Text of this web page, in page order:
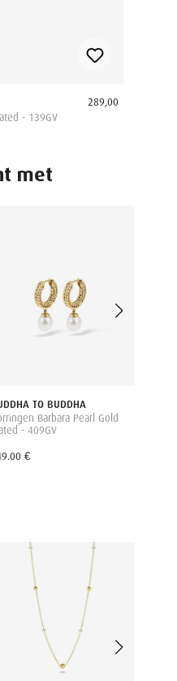
- 139GV
289,00
met
TO BUDDHA
Barbara Pearl Gold
- 409GV
€